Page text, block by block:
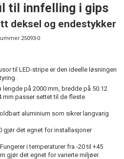
til innfelling i gips
deksel og endestykker
25093-0
til LED-stripe er den ideelle løsningen
lengde på 2000 mm, bredde på 50.12
mm passer settet til de fleste
aluminium som sikrer langvarig
gjør det egnet for installasjoner
Fungerer i temperaturer fra -20 til +45
gjør det egnet for varierte miljøer.